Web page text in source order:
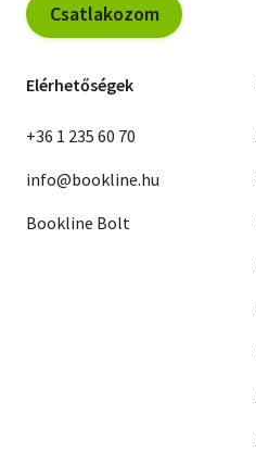
Csatlakozom
Elérhetőségek
+36 1 235 60 70
info@bookline.hu
Bookline Bolt